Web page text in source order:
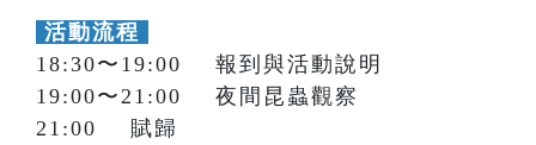
活動流程
18:30〜19:00 報到與活動說明
19:00〜21:00 夜間昆蟲觀察
21:00 賦歸